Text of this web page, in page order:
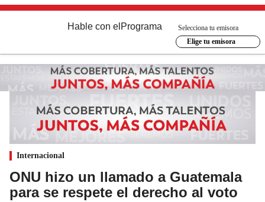
Hable con el Programa
Selecciona tu emisora
Elige tu emisora
Internacional
ONU hizo un llamado a Guatemala
para se respete el derecho al voto